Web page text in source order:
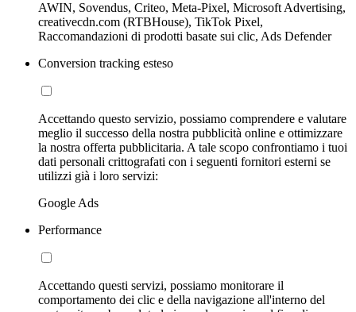
AWIN, Sovendus, Criteo, Meta-Pixel, Microsoft Advertising,
creativecdn.com (RTBHouse), TikTok Pixel,
Raccomandazioni di prodotti basate sui clic, Ads Defender
Conversion tracking esteso
Accettando questo servizio, possiamo comprendere e valutare
meglio il successo della nostra pubblicità online e ottimizzare
la nostra offerta pubblicitaria. A tale scopo confrontiamo i tuoi
dati personali crittografati con i seguenti fornitori esterni se
utilizzi già i loro servizi:
Google Ads
Performance
Accettando questi servizi, possiamo monitorare il
comportamento dei clic e della navigazione all'interno del